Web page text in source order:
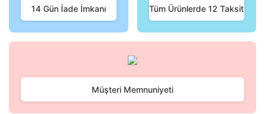
Bu ürüne benzer farklı alternatifler olmalı.
Gönder
14 Gün İade İmkanı Tüm Ürünlerde 12 Taksit
Müşteri Memnuniyeti